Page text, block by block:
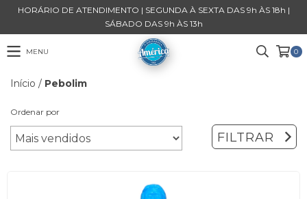
HORÁRIO DE ATENDIMENTO | SEGUNDA À SEXTA DAS 9h ÀS 18h |
SÁBADO DAS 9h ÀS 13h
MENU 0
Início / Pebolim
Ordenar por
FILTRAR